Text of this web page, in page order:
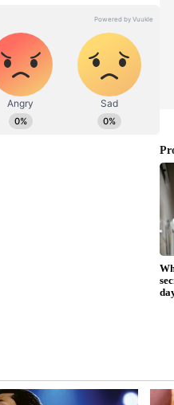
ಮಾಡಿತು. ಕುಲ್ದೀಪ್
ಬೌಲರ್‌ಗಳ ಪ್ರಯತ್ನ
ಪದವಿ ಇದೆ. ರಾಜ್‌ ನ್ಯೂಸ್‌
ಪಳಗಿದರೂ, ಕಲಿಯೋದಿದೆ